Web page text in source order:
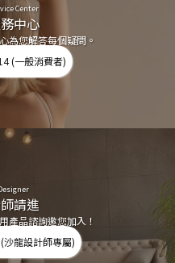
Center
中心
為您解答每個疑問。
(一般消費者)
請進
產品諮詢邀您加入！
沙龍設計師專屬)